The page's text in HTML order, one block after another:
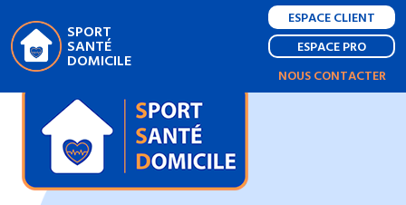
SPORT
SANTÉ
DOMICILE
ESPACE CLIENT
ESPACE PRO
NOUS CONTACTER